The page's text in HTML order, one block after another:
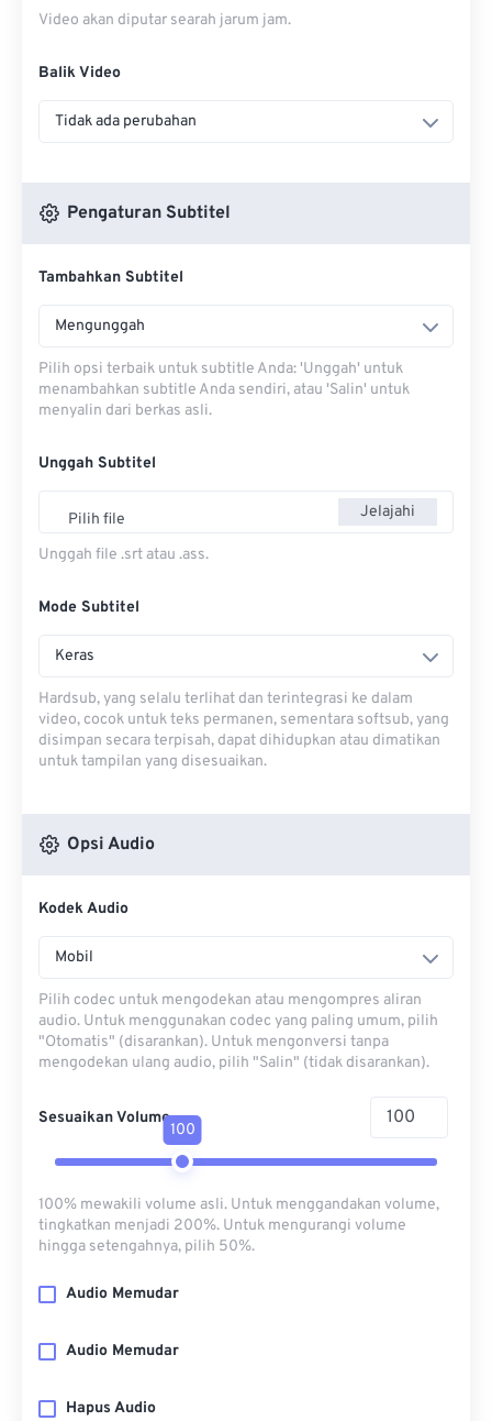
Video akan diputar searah jarum jam.
Balik Video
Tidak ada perubahan
Pengaturan Subtitel
Tambahkan Subtitel
Mengunggah
Pilih opsi terbaik untuk subtitle Anda: 'Unggah' untuk
menambahkan subtitle Anda sendiri, atau 'Salin' untuk
menyalin dari berkas asli.
Unggah Subtitel
Pilih file Jelajahi
Unggah file .srt atau .ass.
Mode Subtitel
Keras
Hardsub, yang selalu terlihat dan terintegrasi ke dalam
video, cocok untuk teks permanen, sementara softsub, yang
disimpan secara terpisah, dapat dihidupkan atau dimatikan
untuk tampilan yang disesuaikan.
Opsi Audio
Kodek Audio
Mobil
Pilih codec untuk mengodekan atau mengompres aliran
audio. Untuk menggunakan codec yang paling umum, pilih
"Otomatis" (disarankan). Untuk mengonversi tanpa
mengodekan ulang audio, pilih "Salin" (tidak disarankan).
Sesuaikan Volume
100
100% mewakili volume asli. Untuk menggandakan volume,
tingkatkan menjadi 200%. Untuk mengurangi volume
hingga setengahnya, pilih 50%.
Audio Memudar
Audio Memudar
Hapus Audio